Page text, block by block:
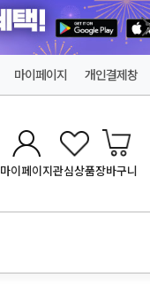
마이페이지 개인결제창
마이페이지관심상품장바구니